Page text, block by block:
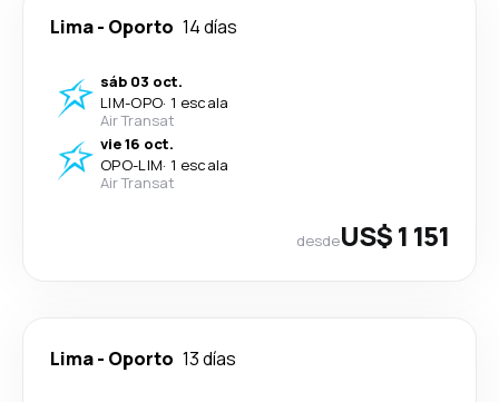
Lima- Oporto 14 días
sáb 03 oct.
LIM-OPO· 1 escala
Air Transat
vie 16 oct.
OPO-LIM· 1 escala
Air Transat
desdeUS$ 1 151
Lima- Oporto 13 días